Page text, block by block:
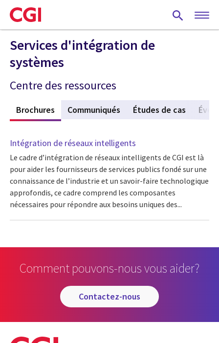
Skip
to
main
content
Services d'intégration de
systèmes
Centre des ressources
Brochures (active tab)
Communiqués Études de cas
Intégration de réseaux intelligents
Le cadre d’intégration de réseaux intelligents de CGI est là
pour aider les fournisseurs de services publics fondé sur une
connaissance de l’industrie et un savoir-faire technologique
approfondis, ce cadre comprend les composantes
nécessaires pour répondre aux besoins uniques des...
Comment pouvons-nous vous aider?
contactez-nous